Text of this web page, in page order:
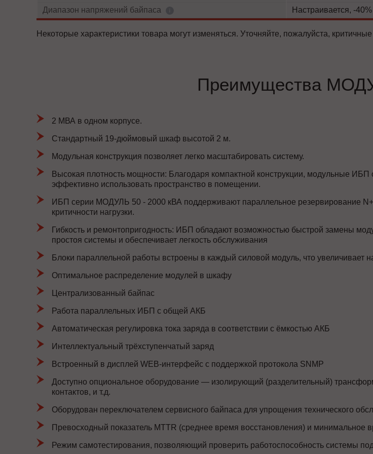
Диапазон напряжений байпаса
Настраивается, -
Некоторые характеристики товара могут изменяться. Уточняйте, пожалуйста,
Преимущества
2 МВА в одном корпусе.
Стандартный 19-дюймовый шкаф высотой 2 м.
Модульная конструкция позволяет легко масштабировать систему.
Высокая плотность мощности: Благодаря компактной конструкции, модульные
эффективно использовать пространство в помещении.
ИБП серии МОДУЛЬ 50 - 2000 кВА поддерживают параллельное резервирование
критичности нагрузки.
Гибкость и ремонтопригодность: ИБП обладают возможностью быстрой замены
простоя системы и обеспечивает легкость обслуживания
Блоки параллельной работы встроены в каждый силовой модуль, что увеличивает
Оптимальное распределение модулей в шкафу
Централизованный байпас
Работа параллельных ИБП с общей АКБ
Автоматическая регулировка тока заряда в соответствии с ёмкостью АКБ
Интеллектуальный трёхступенчатый заряд
Встроенный в дисплей WEB-интерфейс с поддержкой протокола SNMP
Доступно опциональное оборудование — изолирующий (разделительный)
контактов, и т.д.
Оборудован переключателем сервисного байпаса для упрощения технического
Превосходный показатель MTTR (среднее время восстановления) и минимальное
Режим самотестирования, позволяющий проверить работоспособность системы